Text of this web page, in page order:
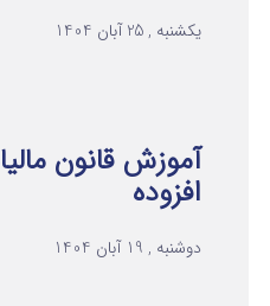
یکشنبه , 25 آبان 1404
آموزش قانون
افزوده
دوشنبه , 19 آبان 1404